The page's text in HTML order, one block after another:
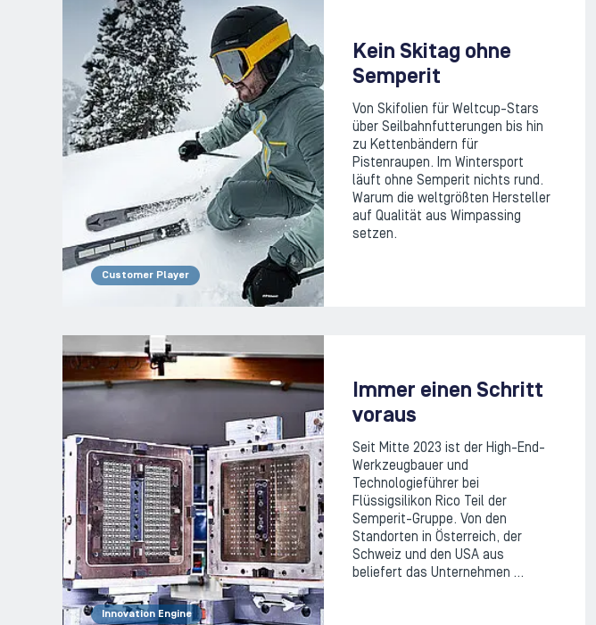
Customer Player
Kein Skitag ohne
Semperit
Von Skifolien für Weltcup-Stars
über Seilbahnfutterungen bis hin
zu Kettenbändern für
Pistenraupen. Im Wintersport
läuft ohne Semperit nichts rund.
Warum die weltgrößten Hersteller
auf Qualität aus Wimpassing
setzen.
Innovation Engine
Immer einen Schritt
voraus
Seit Mitte 2023 ist der High-End-
Werkzeugbauer und
Technologieführer bei
Flüssigsilikon Rico Teil der
Semperit-Gruppe. Von den
Standorten in Österreich, der
Schweiz und den USA aus
beliefert das Unternehmen …